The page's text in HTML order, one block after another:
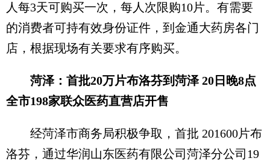
人每3天可购买一次，每人次限购10片。有需要
的消费者可持有效身份证件，到金通大药房各门
店，根据现场有关要求有序购买。
菏泽：首批20万片布洛芬到菏泽 20日晚8点
全市198家联众医药直营店开售
经菏泽市商务局积极争取，首批 201600片布
洛芬，通过华润山东医药有限公司菏泽分公司19